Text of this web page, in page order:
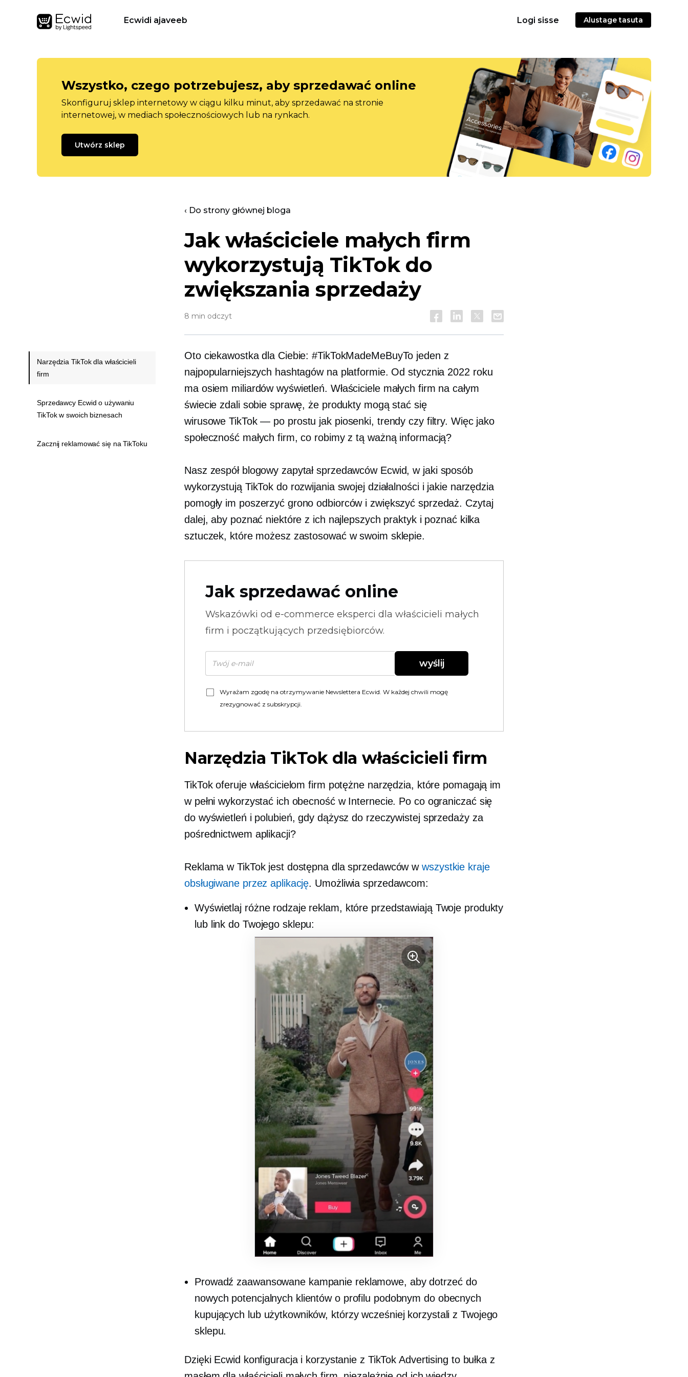
Ecwidi ajaveeb Logi sisse Alustage tasuta
Wszystko, czego potrzebujesz, aby sprzedawać online
Skonfiguruj sklep internetowy w ciągu kilku minut, aby sprzedawać na stronie
internetowej, w mediach społecznościowych lub na rynkach.
Utwórz sklep
‹ Do strony głównej bloga
Jak właściciele małych firm
wykorzystują TikTok do
zwiększania sprzedaży
8 min odczyt
Oto ciekawostka dla Ciebie: #TikTokMadeMeBuyTo jeden z
najpopularniejszych hashtagów na platformie. Od stycznia 2022 roku
ma osiem miliardów wyświetleń. Właściciele małych firm na całym
świecie zdali sobie sprawę, że produkty mogą stać się
wirusoweTikTok — po prostu jak piosenki, trendy czy filtry. Więc jako
społeczność małych firm, co robimy z tą ważną informacją?
Nasz zespół blogowy zapytał sprzedawców Ecwid, w jaki sposób
wykorzystują TikTok do rozwijania swojej działalności i jakie narzędzia
pomogły im poszerzyć grono odbiorców i zwiększyć sprzedaż. Czytaj
dalej, aby poznać niektóre z ich najlepszych praktyk i poznać kilka
sztuczek, które możesz zastosować w swoim sklepie.
Jak sprzedawać online
Wskazówki od e-commerce eksperci dla właścicieli małych
firm i początkujących przedsiębiorców.
wyślij
Wyrażam zgodę na otrzymywanie Newslettera Ecwid. W każdej chwili mogę
zrezygnować z subskrypcji.
Narzędzia TikTok dla właścicieli firm
TikTok oferuje właścicielom firm potężne narzędzia, które pomagają im
w pełni wykorzystać ich obecność w Internecie. Po co ograniczać się
do wyświetleń i polubień, gdy dążysz do rzeczywistej sprzedaży za
pośrednictwem aplikacji?
Reklama w TikTok jest dostępna dla sprzedawców wwszystkie kraje
obsługiwane przez aplikację. Umożliwia sprzedawcom:
Wyświetlaj różne rodzaje reklam, które przedstawiają Twoje produkty
lub link do Twojego sklepu:
​​Prowadź zaawansowane kampanie reklamowe, aby dotrzeć do
nowych potencjalnych klientów o profilu podobnym do obecnych
kupujących lub użytkowników, którzy wcześniej korzystali z Twojego
sklepu.
Dzięki Ecwid konfiguracja i korzystanie z TikTok Advertising to bułka z
Narzędzia TikTok dla właścicieli
firm
Sprzedawcy Ecwid o używaniu
TikTok w swoich biznesach
Zacznij reklamować się na TikToku